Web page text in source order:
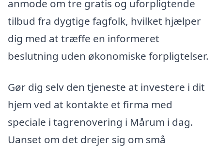
anmode om tre gratis og uforpligtende
tilbud fra dygtige fagfolk, hvilket hjælper
dig med at træffe en informeret
beslutning uden økonomiske forpligtelser.
Gør dig selv den tjeneste at investere i dit
hjem ved at kontakte et firma med
speciale i tagrenovering i Mårum i dag.
Uanset om det drejer sig om små